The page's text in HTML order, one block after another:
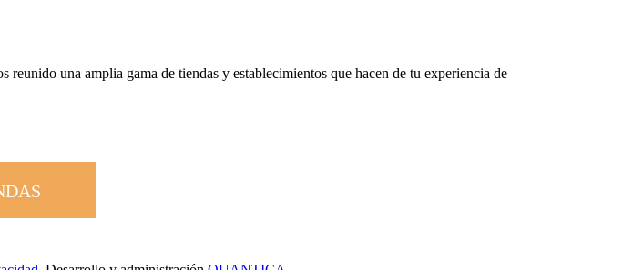
reunido una amplia gama de tiendas y establecimientos que hacen de tu experiencia de